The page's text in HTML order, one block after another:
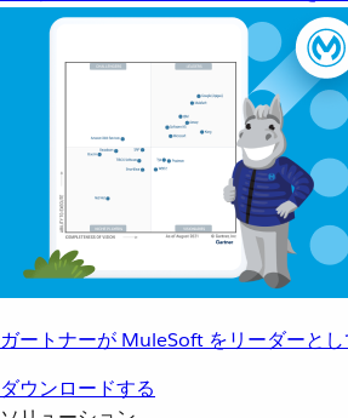
ガートナーが MuleSoft をリーダーと
ダウンロードする